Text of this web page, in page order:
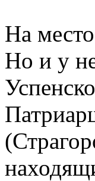
На
Но и у